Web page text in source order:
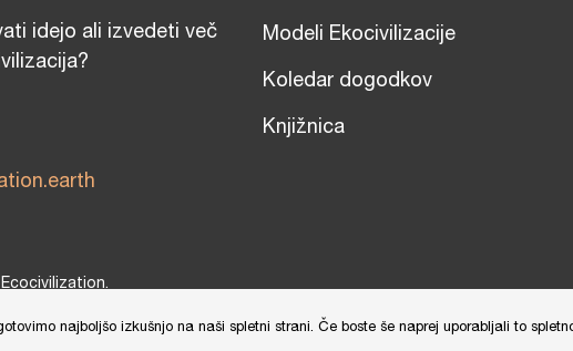
idejo ali izvedeti več
Modeli Ekocivilizacije
Koledar dogodkov
Knjižnica
and the GooglePrivacy Policy andTerms of Serviceapply.
najboljšo izkušnjo na naši spletni strani. Če boste še naprej uporabljali to